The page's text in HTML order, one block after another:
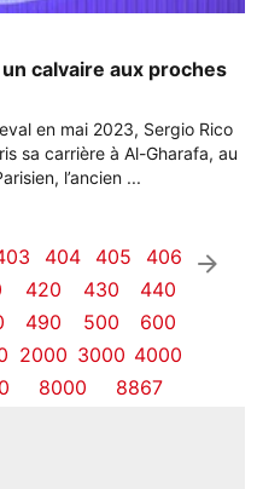
un calvaire aux proches
en mai 2023, Sergio Rico
sa carrière à Al-Gharafa, au
l’ancien ...
404 405
406
420 430
440
490 500
600
2000 3000 4000
8000 8867
arrow_right